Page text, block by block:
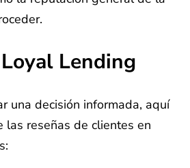
Lending
una decisión informada, aquí
las reseñas de clientes en